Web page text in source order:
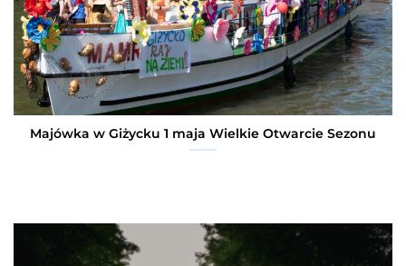
Majówka w Giżycku 1 maja Wielkie Otwarcie Sezonu